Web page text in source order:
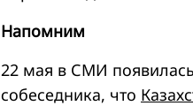
Напомним
22 мая в СМИ
собеседника, что